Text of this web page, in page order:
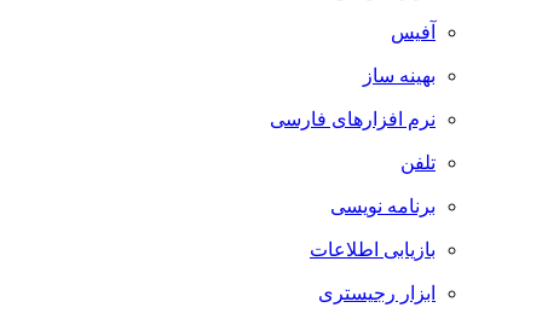
آفیس
بهینه ساز
نرم افزارهای فارسی
تلفن
برنامه نویسی
بازیابی اطلاعات
ابزار رجیستری